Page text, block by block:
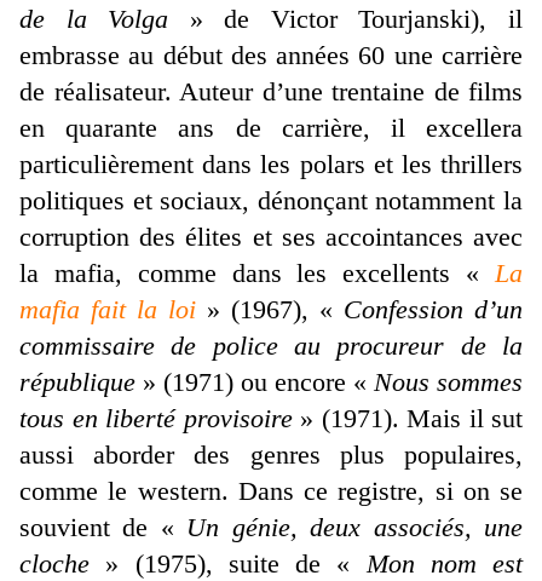
de la Volga » de Victor Tourjanski), il
embrasse au début des années 60 une carrière
de réalisateur. Auteur d’une trentaine de films
en quarante ans de carrière, il excellera
particulièrement dans les polars et les thrillers
politiques et sociaux, dénonçant notamment la
corruption des élites et ses accointances avec
la mafia, comme dans les excellents «La
mafia fait la loi » (1967), « Confession d’un
commissaire de police au procureur de la
république » (1971) ou encore « Nous sommes
tous en liberté provisoire» (1971). Mais il sut
aussi aborder des genres plus populaires,
comme le western. Dans ce registre, si on se
souvient de « Un génie, deux associés, une
cloche » (1975), suite de «Mon nom est